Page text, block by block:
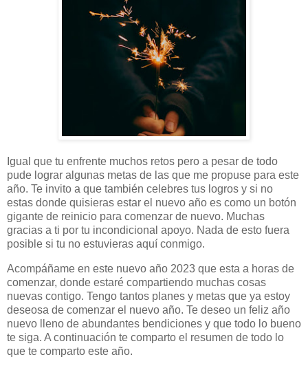
Igual que tu enfrente muchos retos pero a pesar de todo
pude lograr algunas metas de las que me propuse para este
año. Te invito a que también celebres tus logros y si no
estas donde quisieras estar el nuevo año es como un botón
gigante de reinicio para comenzar de nuevo. Muchas
gracias a ti por tu incondicional apoyo. Nada de esto fuera
posible si tu no estuvieras aquí conmigo.
Acompáñame en este nuevo año 2023 que esta a horas de
comenzar, donde estaré compartiendo muchas cosas
nuevas contigo. Tengo tantos planes y metas que ya estoy
deseosa de comenzar el nuevo año. Te deseo un feliz año
nuevo lleno de abundantes bendiciones y que todo lo bueno
te siga. A continuación te comparto el resumen de todo lo
que te comparto este año.